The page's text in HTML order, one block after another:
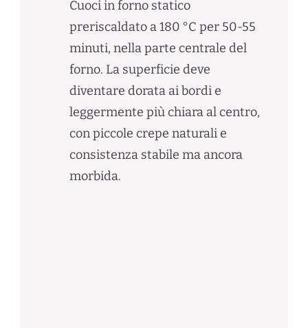
Cuoci in forno statico
preriscaldato a 180 °C per 50-55
minuti, nella parte centrale del
forno. La superficie deve
diventare dorata ai bordi e
leggermente più chiara al centro,
con piccole crepe naturali e
consistenza stabile ma ancora
morbida.